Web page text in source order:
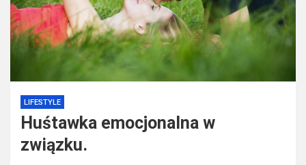
LIFESTYLE
Huśtawka emocjonalna w
związku.